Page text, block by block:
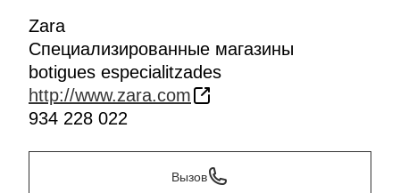
Zara
Специализированные магазины
botigues especialitzades
http://www.zara.com
934 228 022
Вызов